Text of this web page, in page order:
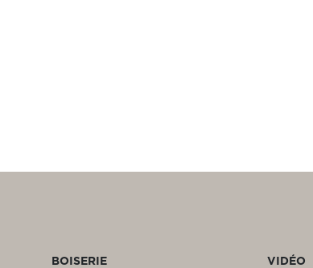
BOISERIE
VIDÉO